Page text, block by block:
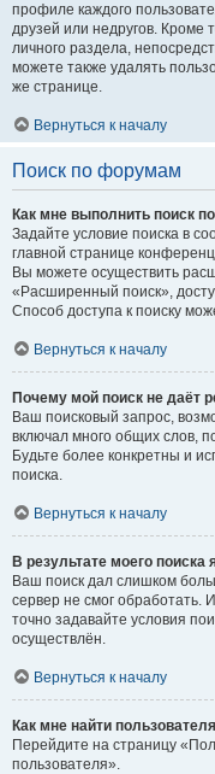
профиле каждого
друзей или недругов. Кроме
личного раздела,
можете также удалять
же странице.
Вернуться к началу
Поиск по форумам
Как мне выполнить поиск
Задайте условие поиска в
главной странице
Вы можете осуществить
«Расширенный поиск»,
Способ доступа к поиску
Вернуться к началу
Почему мой поиск не даёт
Ваш поисковый запрос,
включал много общих слов,
Будьте более конкретны и
поиска.
Вернуться к началу
В результате моего
Ваш поиск дал слишком
сервер не смог обработать.
точно задавайте условия
осуществлён.
Вернуться к началу
Как мне найти
Перейдите на страницу
пользователя».